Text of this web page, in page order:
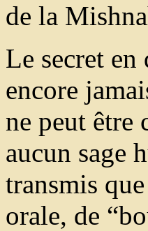
de la
Le secret
encore
ne peut être
aucun sage
transmis
orale, de